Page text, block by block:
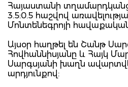
Հայաստանի
3.5:0.5 հաշվով
Մոնտենեգրոյի
Այսօր հաղթել են Շանթ
Հովհաննիսյանը և Հայկ
Սարգսյանի խաղն
արդյունքով: